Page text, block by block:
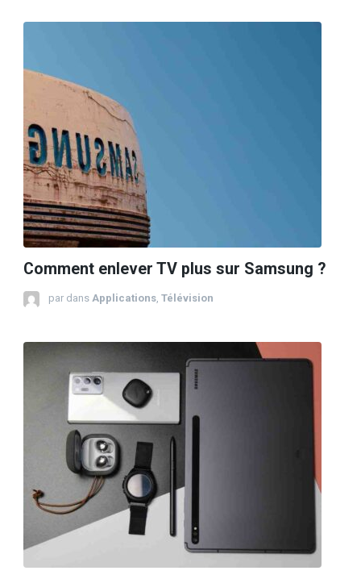
Comment enlever TV plus sur Samsung ?
par dans Applications, Télévision